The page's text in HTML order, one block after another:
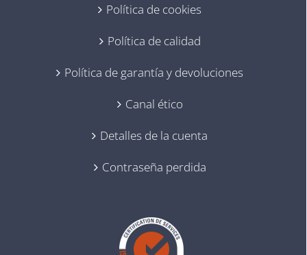
Política de cookies
Política de calidad
Política de garantía y devoluciones
Canal ético
Detalles de la cuenta
Contraseña perdida